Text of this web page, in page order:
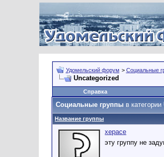
Удомельский форум > Социальные
Uncategorized
Справка
Социальные группыв категории
Название группы
херасе
эту группу не